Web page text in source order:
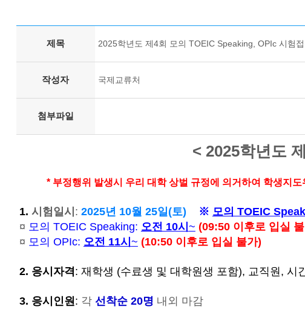
제목 2025학년도 제4회 모의 TOEIC Speaking, OPIc 시험
작성자 국제교류처
첨부파일
< 2025학년도
* 부정행위 발생시 우리 대학 상벌 규정에 의거하여 학생지
1. 시험일시 : 2025년 10월 25일(토) ※ 모의 TOEIC
¤ 모의 TOEIC Speaking: 오전 10시 ~ (09:50 이후로 입실
¤ 모의 OPIc: 오전 11시 ~ (10:50 이후로 입실 불가)
2. 응시자격: 재학생 (수료생 및 대학원생 포함), 교직원, 시
3. 응시인원: 각 선착순 20명 내외 마감